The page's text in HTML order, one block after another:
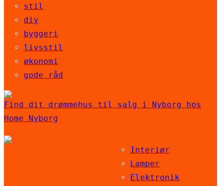
stil
diy
byggeri
livsstil
økonomi
gode råd
Find dit drømmehus til salg i Nyborg hos
Home Nyborg
Interiør
Lamper
Elektronik